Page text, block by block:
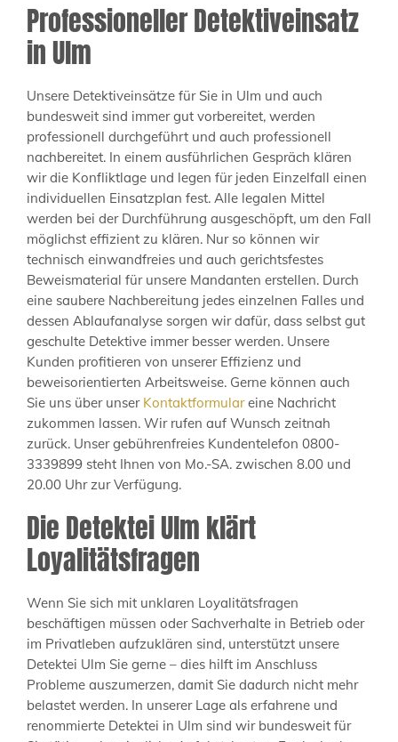
Professioneller Detektiveinsatz
in Ulm
Unsere Detektiveinsätze für Sie in Ulm und auch
bundesweit sind immer gut vorbereitet, werden
professionell durchgeführt und auch professionell
nachbereitet. In einem ausführlichen Gespräch klären
wir die Konfliktlage und legen für jeden Einzelfall einen
individuellen Einsatzplan fest. Alle legalen Mittel
werden bei der Durchführung ausgeschöpft, um den Fall
möglichst effizient zu klären. Nur so können wir
technisch einwandfreies und auch gerichtsfestes
Beweismaterial für unsere Mandanten erstellen. Durch
eine saubere Nachbereitung jedes einzelnen Falles und
dessen Ablaufanalyse sorgen wir dafür, dass selbst gut
geschulte Detektive immer besser werden. Unsere
Kunden profitieren von unserer Effizienz und
beweisorientierten Arbeitsweise. Gerne können auch
Sie uns über unser Kontaktformulareine Nachricht
zukommen lassen. Wir rufen auf Wunsch zeitnah
zurück. Unser gebührenfreies Kundentelefon 0800-
3339899 steht Ihnen von Mo.-SA. zwischen 8.00 und
20.00 Uhr zur Verfügung.
Die Detektei Ulm klärt
Loyalitätsfragen
Wenn Sie sich mit unklaren Loyalitätsfragen
beschäftigen müssen oder Sachverhalte in Betrieb oder
im Privatleben aufzuklären sind, unterstützt unsere
Detektei Ulm Sie gerne – dies hilft im Anschluss
Probleme auszumerzen, damit Sie dadurch nicht mehr
belastet werden. In unserer Lage als erfahrene und
renommierte Detektei in Ulm sind wir bundesweit für